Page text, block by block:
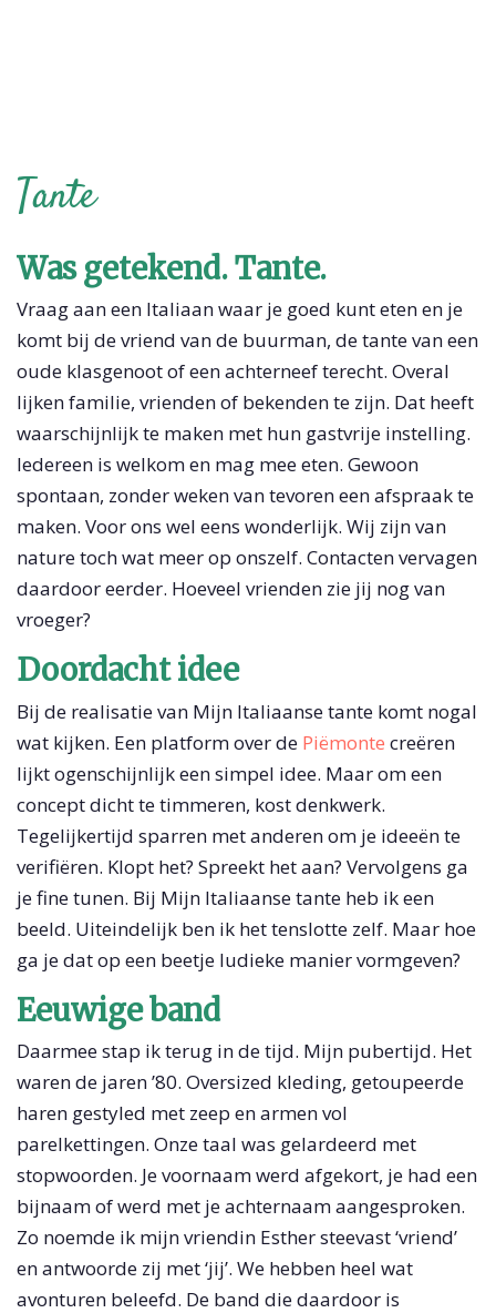
Tante
Was getekend. Tante.
Vraag aan een Italiaan waar je goed kunt eten en je
komt bij de vriend van de buurman, de tante van een
oude klasgenoot of een achterneef terecht. Overal
lijken familie, vrienden of bekenden te zijn. Dat heeft
waarschijnlijk te maken met hun gastvrije instelling.
Iedereen is welkom en mag mee eten. Gewoon
spontaan, zonder weken van tevoren een afspraak te
maken. Voor ons wel eens wonderlijk. Wij zijn van
nature toch wat meer op onszelf. Contacten vervagen
daardoor eerder. Hoeveel vrienden zie jij nog van
vroeger?
Doordacht idee
Bij de realisatie van Mijn Italiaanse tante komt nogal
wat kijken. Een platform over de Piëmonte creëren
lijkt ogenschijnlijk een simpel idee. Maar om een
concept dicht te timmeren, kost denkwerk.
Tegelijkertijd sparren met anderen om je ideeën te
verifiëren. Klopt het? Spreekt het aan? Vervolgens ga
je fine tunen. Bij Mijn Italiaanse tante heb ik een
beeld. Uiteindelijk ben ik het tenslotte zelf. Maar hoe
ga je dat op een beetje ludieke manier vormgeven?
Eeuwige band
Daarmee stap ik terug in de tijd. Mijn pubertijd. Het
waren de jaren ’80. Oversized kleding, getoupeerde
haren gestyled met zeep en armen vol
parelkettingen. Onze taal was gelardeerd met
stopwoorden. Je voornaam werd afgekort, je had een
bijnaam of werd met je achternaam aangesproken.
Zo noemde ik mijn vriendin Esther steevast ‘vriend’
en antwoorde zij met ‘jij’. We hebben heel wat
avonturen beleefd. De band die daardoor is